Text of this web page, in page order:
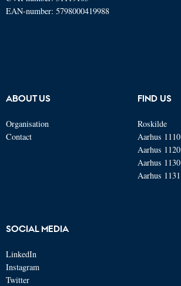
EAN-number: 5798000419988
ABOUT US
Organisation
Contact
FIND US
Roskilde
Aarhus 1110
Aarhus 1120
Aarhus 1130
Aarhus 1131
SOCIAL MEDIA
LinkedIn
Instagram
Twitter